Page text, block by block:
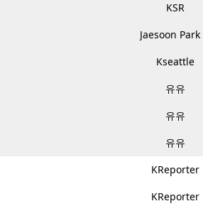
KSR
Kseattle
유유
유유
유유
KReporter
KReporter